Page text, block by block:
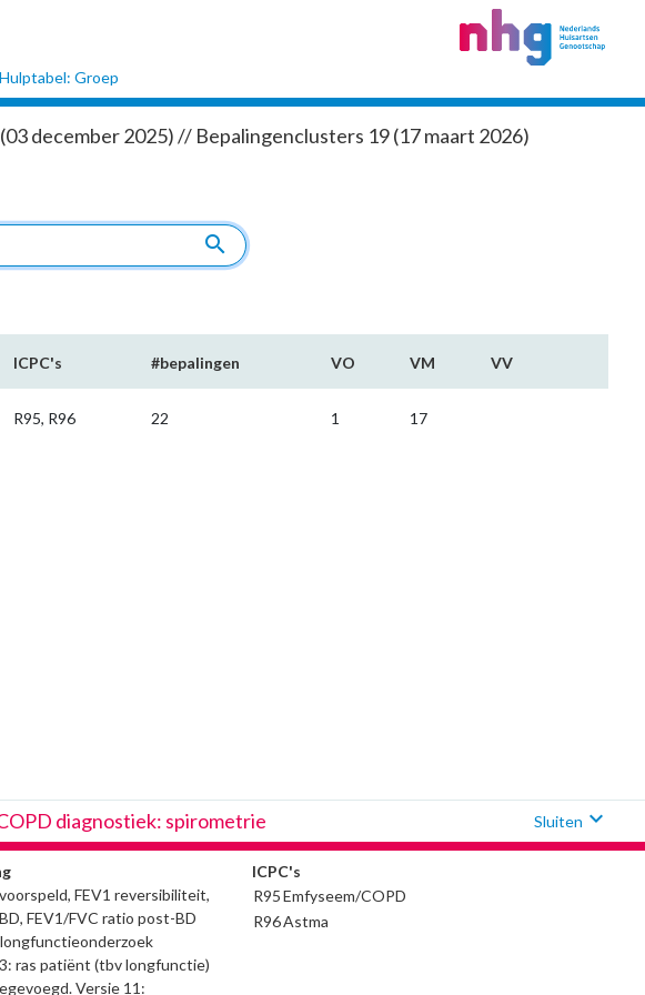
Hulptabel: Groep
december 2025) // Bepalingenclusters 19 (17 maart 2026)
search
ICPC's #bepalingen VO VM VV
R95, R96 22 1 17
diagnostiek: spirometrie Sluiten expand_more
FEV1 reversibiliteit,
FEV1/FVC ratio post-BD
ras patiënt (tbv longfunctie)
Versie 11:
ICPC's
R95Emfyseem/COPD
R96Astma